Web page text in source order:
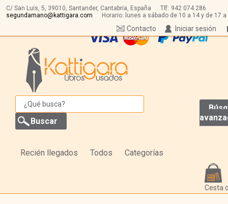
C/ San Luis, 5, 39010, Santander, Cantabria, España Tlf: 942 074 286
segundamano@kattigara.com
Horario: lunes a sábado de 10 a 14 y de 17 a
Iniciar sesión
Contacto
Recién llegados Todos Categorías
Cesta